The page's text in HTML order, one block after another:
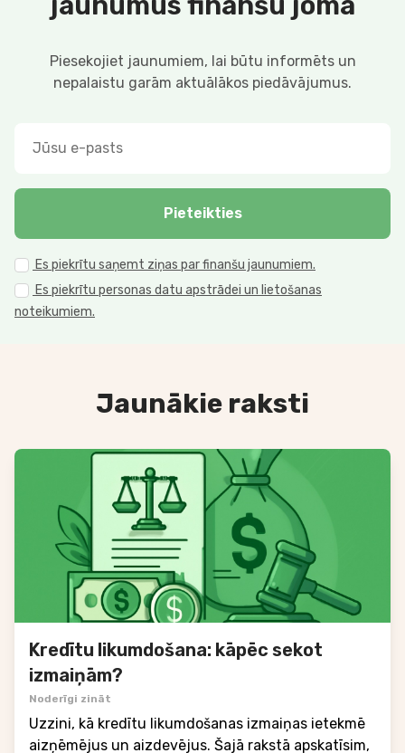
Piesekojiet jaunumiem, lai būtu informēts un
nepalaistu garām aktuālākos piedāvājumus.
Pieteikties
Es piekrītu saņemt ziņas par finanšu jaunumiem.
Es piekrītu personas datu apstrādei un lietošanas
noteikumiem.
Jaunākie raksti
Kredītu likumdošana: kāpēc sekot
izmaiņām?
Noderīgi zināt
Uzzini, kā kredītu likumdošanas izmaiņas ietekmē
aizņēmējus un aizdevējus. Šajā rakstā apskatīsim,